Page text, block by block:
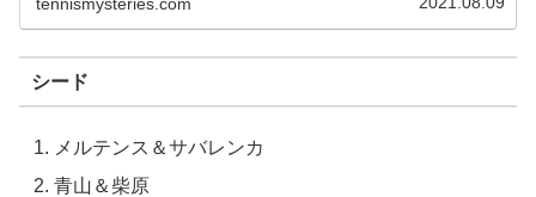
tennismysteries.com
シード
メルテンス＆サバレンカ
青山＆柴原